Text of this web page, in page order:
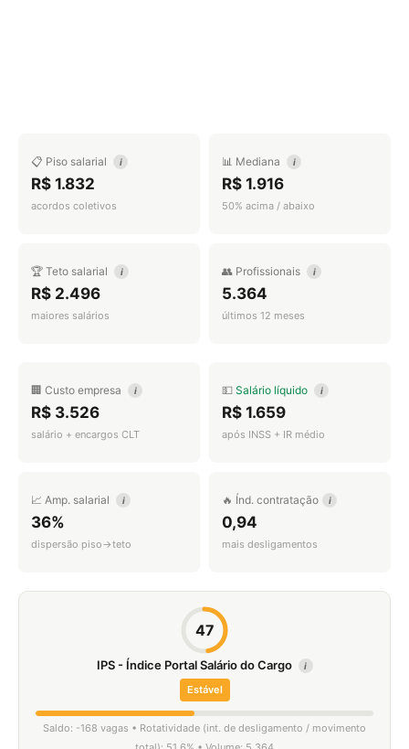
📋 Piso salarial i
R$ 1.832
acordos coletivos
📊 Mediana i
R$ 1.916
50% acima / abaixo
🏆 Teto salarial i
R$ 2.496
maiores salários
👥 Profissionais i
5.364
últimos 12 meses
🏢 Custo empresa i
R$ 3.526
salário + encargos CLT
💵 Salário líquido i
R$ 1.659
após INSS + IR médio
📈 Amp. salarial i
36%
dispersão piso→teto
🔥 Índ. contratação i
0,94
mais desligamentos
47
IPS - Índice Portal Salário do Cargo i
Estável
Saldo: -168 vagas • Rotatividade (int. de desligamento / movimento